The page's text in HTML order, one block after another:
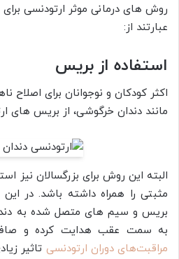
روش های درمانی موثر ارتودنسی
عبارتند از:
استفاده از بریس
اکثر کودکان و نوجوانان برای اصلاح
مانند دندان خرگوشی، از بریس های
البته این روش برای بزرگسالان نیز
مثبتی را همراه داشته باشد. در
بریس و سیم های متصل شده به
به سمت عقب هدایت کرده و
مراقبت‌های دوران ارتودنسی تاثیر